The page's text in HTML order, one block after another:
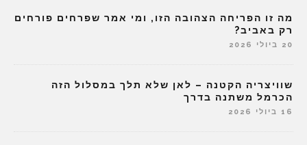
מה זו הפריחה הצהובה הזו, ומי אמר שפרחים פורחים
רק באביב?
20 ביולי 2026
שוויצריה הקטנה – לאן שלא תלך במסלול הזה
הכרמל משתנה בדרך
16 ביולי 2026